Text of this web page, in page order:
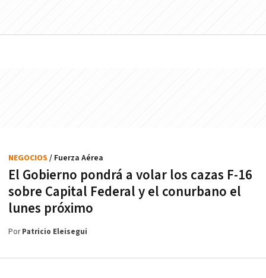
El Gobierno pondrá a volar los cazas F-16
sobre Capital Federal y el conurbano el
lunes próximo
NEGOCIOS / Fuerza Aérea
PorPatricio Eleisegui